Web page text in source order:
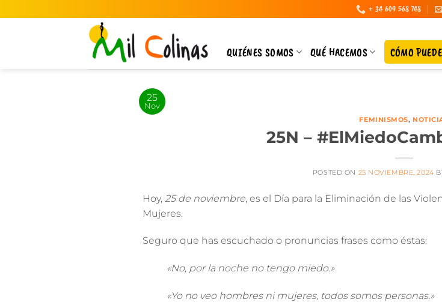
+ 34 609 568 748
QUIÉNES SOMOS QUÉ HACEMOS CÓMO
25
Nov
FEMINISMOS,
25N –
POSTED ON 25 NOVIEMBRE, 2024
Hoy, 25 de noviembre, es el Día para la Eliminación de las
Mujeres.
Seguro que has escuchado o pronuncias frases como éstas:
«No, por la noche no tengo miedo.»
«Yo no veo hombres ni mujeres, todos somos personas.»